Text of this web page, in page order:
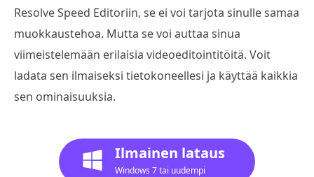
Resolve Speed Editoriin, se ei voi tarjota sinulle samaa
muokkaustehoa. Mutta se voi auttaa sinua
viimeistelemään erilaisia videoeditointitöitä. Voit
ladata sen ilmaiseksi tietokoneellesi ja käyttää kaikkia
sen ominaisuuksia.
Ilmainen lataus
Windows 7 tai uudempi